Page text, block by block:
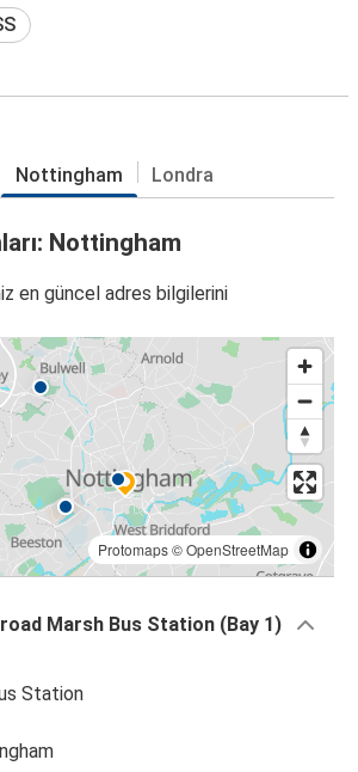
Nottingham Londra
Nottingham
en güncel adres bilgilerini
Protomaps©OpenStreetMap
Marsh Bus Station (Bay 1)
Station